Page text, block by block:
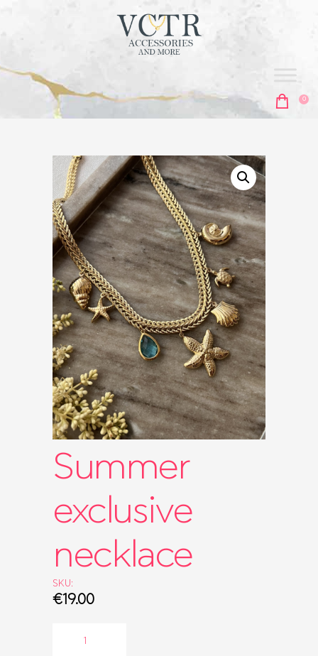
0
vctr
ΑΡΧΙΚΗ
ΣΚΟΥΛΑΡΊΚΙΑ
ΚΟΛΙΈ
ΑΛΥΣΊΔΕΣ
ΒΡΑΧΙΌΛΙΑ
MEN'S COLLECTION
ΔΑΧΤΥΛΊΔΙΑ
ΜΠΙΖΟΥΤΙΈΡΕΣ
ΑΞΕΣΟΥΆΡ
ΤΣΆΝΤΕΣ
ΡΟΛΌΓΙΑ
BRIDAL
SALES
SHOP THE LOOK
GIFT BOXES
Summer
exclusive
necklace
SKU:
€19.00
exclusive